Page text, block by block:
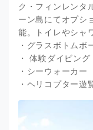
ク・フィンレンタ
ーン島にてオプシ
能。トイレやシャ
・グラスボトムボ
・ 体験ダイビング
・シーウォーカー
・ヘリコプター遊